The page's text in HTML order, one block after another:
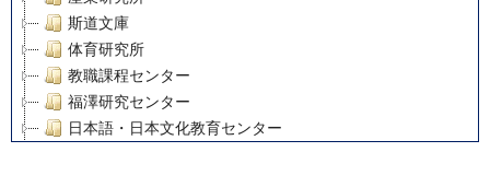
斯道文庫
体育研究所
教職課程センター
福澤研究センター
日本語・日本文化教育センター